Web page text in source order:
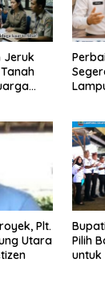
Jeruk
Plt.
Utara
Pilih
untuk